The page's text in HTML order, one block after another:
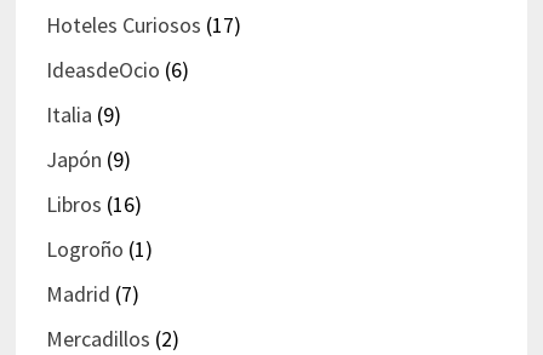
Hoteles Curiosos (17)
IdeasdeOcio (6)
Italia (9)
Japón (9)
Libros (16)
Logroño (1)
Madrid (7)
Mercadillos (2)